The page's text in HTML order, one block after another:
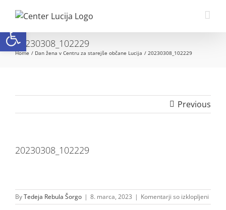
Open toolbar
content
20230308_102229
Home Dan žena v Centru za starejše občane Lucija 20230308_102229
Previous
20230308_102229
ByTedeja Rebula Šorgo | 8. marca, 2023 | Komentarji so izklopljeni